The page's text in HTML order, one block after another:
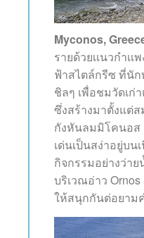
Myconos,
รายด้วยเเนวกำเ
ฟ้าสไตล์กรีซ ที่นัก
ชิลๆ เพื่อชมวัดเก่
ซึ่งสร้างมาตั้งแต่
กังหันลมมิโคนอส
เด่นเป็นสง่าอยู่บน
กิจกรรมอย่างว่าย
บริเวณอ่าว
ให้สนุกกันต่อยาม